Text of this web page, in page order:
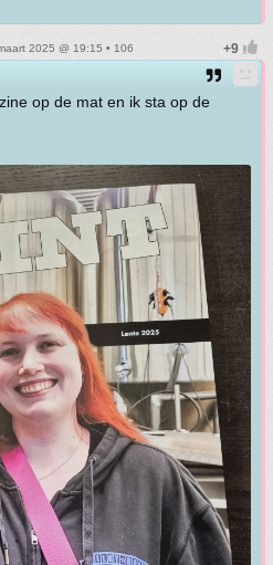
2025 @ 19:15 • 106
op de mat en ik sta op de